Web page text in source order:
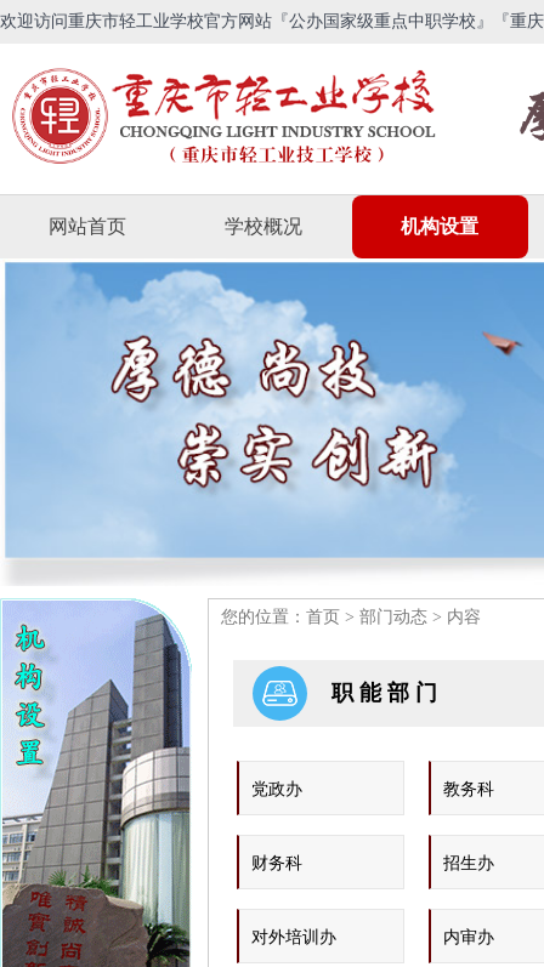
欢迎访问重庆市轻工业学校官方网站『公办国家级重点中职学校』『重
网站首页 学校概况 机构设置
您的位置： 首页 > 部门动态 > 内容
职能部门
党政办 教务科
财务科 招生办
对外培训办 内审办